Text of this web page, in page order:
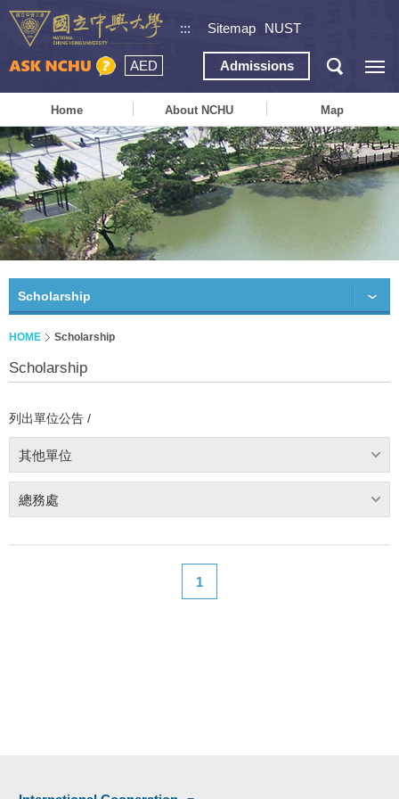
::: Sitemap NUST
AED Admissions
Home About NCHU Map
Scholarship
HOME Scholarship
Scholarship
列出單位公告 /
其他單位
總務處
1